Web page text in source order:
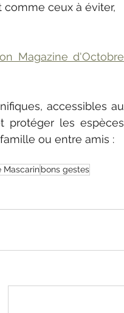
comme ceux à éviter,
Magazine d'Octobre
accessibles au
protéger les espèces
ou entre amis :
Mascarinbons gestes